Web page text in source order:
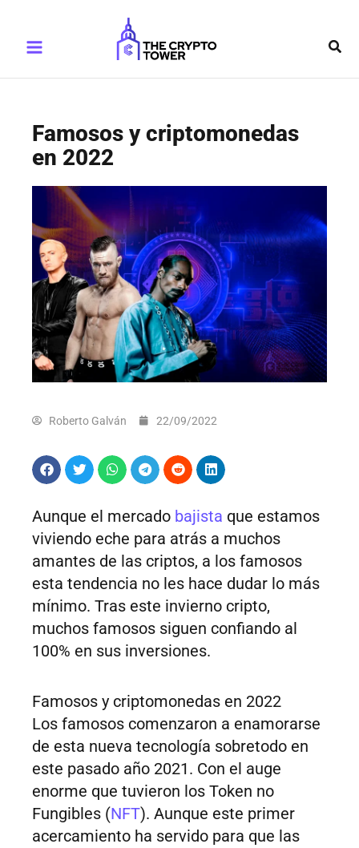
contenido
Menu
Famosos y criptomonedas
en 2022
Roberto Galván 22/09/2022
Aunque el mercado bajista que estamos
viviendo eche para atrás a muchos
amantes de las criptos, a los famosos
esta tendencia no les hace dudar lo más
mínimo. Tras este invierno cripto,
muchos famosos siguen confiando al
100% en sus inversiones.
Famosos y criptomonedas en 2022
Los famosos comenzaron a enamorarse
de esta nueva tecnología sobretodo en
este pasado año 2021. Con el auge
enorme que tuvieron los Token no
Fungibles (NFT). Aunque este primer
acercamiento ha servido para que las